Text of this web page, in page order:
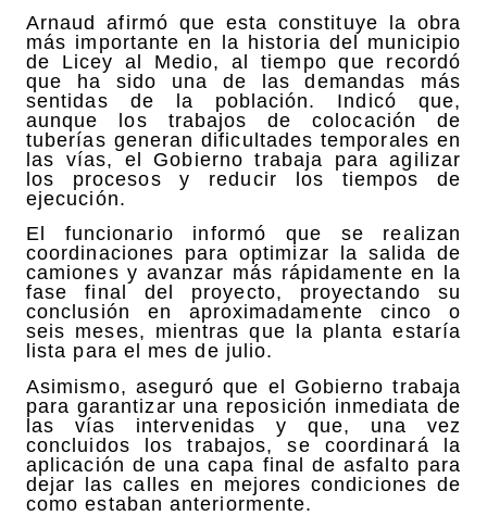
Arnaud afirmó que esta constituye la obra
más importante en la historia del municipio
de Licey al Medio, al tiempo que recordó
que ha sido una de las demandas más
sentidas de la población. Indicó que,
aunque los trabajos de colocación de
tuberías generan dificultades temporales en
las vías, el Gobierno trabaja para agilizar
los procesos y reducir los tiempos de
ejecución.
El funcionario informó que se realizan
coordinaciones para optimizar la salida de
camiones y avanzar más rápidamente en la
fase final del proyecto, proyectando su
conclusión en aproximadamente cinco o
seis meses, mientras que la planta estaría
lista para el mes de julio.
Asimismo, aseguró que el Gobierno trabaja
para garantizar una reposición inmediata de
las vías intervenidas y que, una vez
concluidos los trabajos, se coordinará la
aplicación de una capa final de asfalto para
dejar las calles en mejores condiciones de
como estaban anteriormente.